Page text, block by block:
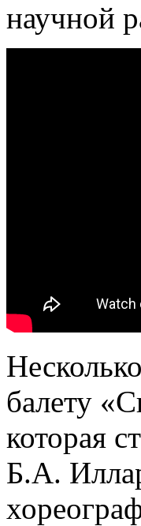
научной
балету
которая
Б.А.